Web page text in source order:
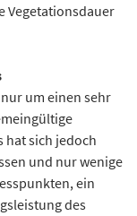
Vegetationsdauer
um einen sehr
hat sich jedoch
und nur wenige
ein
des